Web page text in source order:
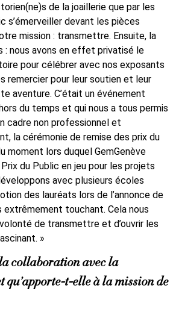
de la joaillerie que par les
s’émerveiller devant les pièces
mission : transmettre. Ensuite, la
: nous avons en effet privatisé le
pour célébrer avec nos exposants
remercier pour leur soutien et leur
aventure. C’était un événement
du temps et qui nous a tous permis
cadre non professionnel et
la cérémonie de remise des prix du
moment lors duquel GemGenève
du Public en jeu pour les projets
avec plusieurs écoles
des lauréats lors de l’annonce de
extrêmement touchant. Cela nous
de transmettre et d’ouvrir les
»
la collaboration avec la
qu’apporte-t-elle à la mission de